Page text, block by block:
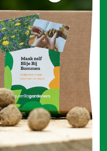
kaart